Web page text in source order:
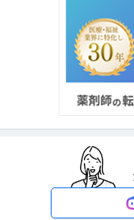
経営者・CEO・COO
クロ」を創る／多店舗
株式会社K.O.tech
職場内禁煙
年収800万円〜1,200万円
【職種】経営＞経営者・
性などに応じ、当該求人を…
ほぼ在宅／スターバッ
ア基盤のPM
株式会社パソナ X-TECHチ
時給3,200円